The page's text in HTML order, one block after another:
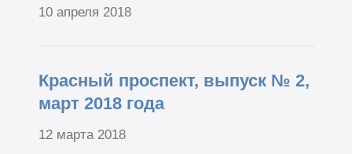
10 апреля 2018
Красный проспект, выпуск № 2,
март 2018 года
12 марта 2018